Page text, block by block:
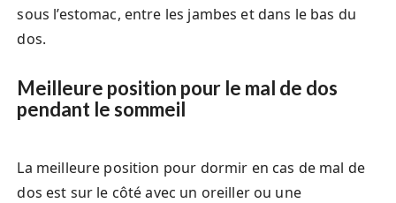
sous l’estomac, entre les jambes et dans le bas du
dos.
Meilleure position pour le mal de dos
pendant le sommeil
La meilleure position pour dormir en cas de mal de
dos est sur le côté avec un oreiller ou une